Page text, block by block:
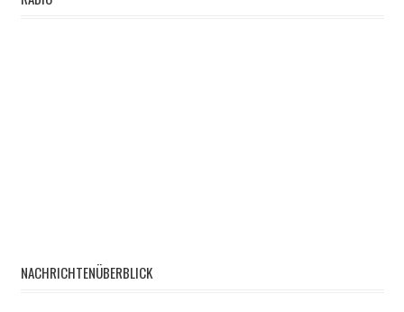
NACHRICHTENÜBERBLICK